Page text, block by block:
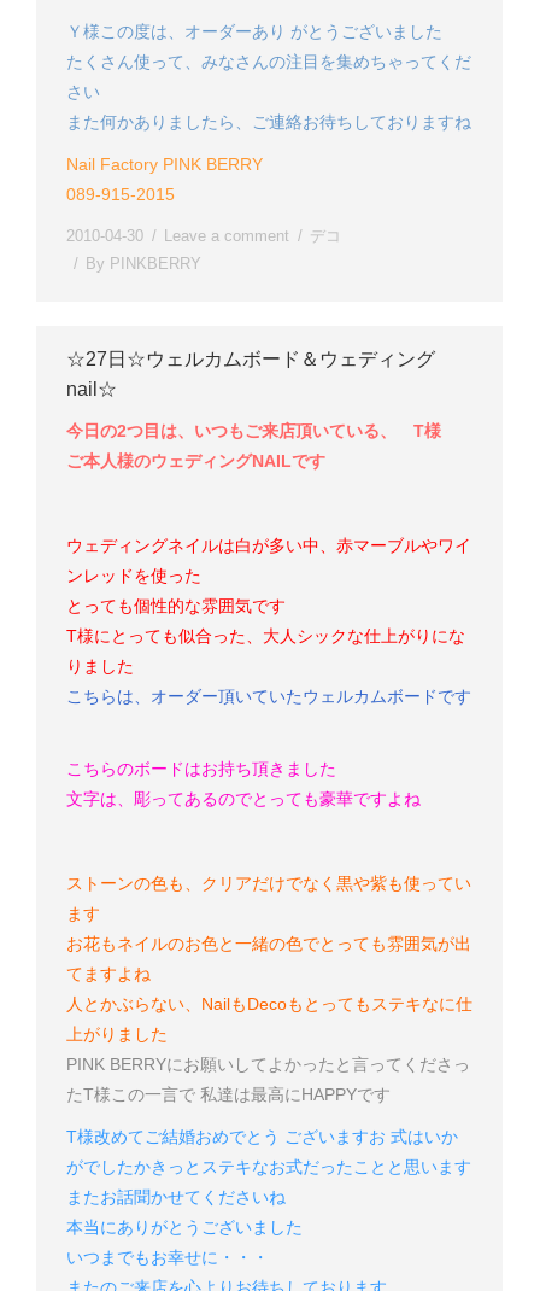
Ｙ様この度は、オーダーあり がとうございました
たくさん使って、みなさんの注目を集めちゃってくだ
さい
また何かありましたら、ご連絡お待ちしておりますね
Nail Factory PINK BERRY
089-915-2015
2010-04-30 Leave a comment
デコ
By PINKBERRY
☆27日☆ウェルカムボード＆ウェディング
nail☆
今日の2つ目は、いつもご来店頂いている、 T様
ご本人様のウェディングNAILです
ウェディングネイルは白が多い中、赤マーブルやワイ
ンレッドを使った
とっても個性的な雰囲気です
T様にとっても似合った、大人シックな仕上がりにな
りました
こちらは、オーダー頂いていたウェルカムボードです
こちらのボードはお持ち頂きました
文字は、彫ってあるのでとっても豪華ですよね
ストーンの色も、クリアだけでなく黒や紫も使ってい
ます
お花もネイルのお色と一緒の色でとっても雰囲気が出
てますよね
人とかぶらない、NailもDecoもとってもステキなに仕
上がりました
PINK BERRYにお願いしてよかった と言ってくださっ
たT様 この一言で 私達は最高にHAPPYです
T様改めてご結婚おめでとう ございますお 式はいか
がでしたかきっとステキなお式だったことと思います
またお話聞かせてくださいね
本当にありがとうございました
いつまでもお幸せに・・・